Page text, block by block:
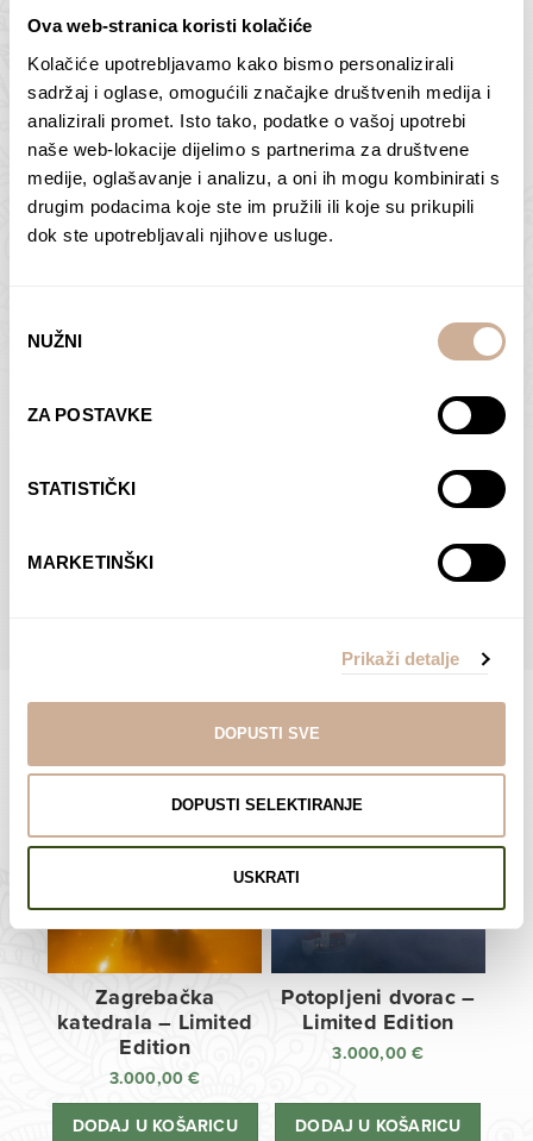
Ova web-stranica koristi kolačiće
Kolačiće upotrebljavamo kako bismo personalizirali
sadržaj i oglase, omogućili značajke društvenih medija i
analizirali promet. Isto tako, podatke o vašoj upotrebi
naše web-lokacije dijelimo s partnerima za društvene
medije, oglašavanje i analizu, a oni ih mogu kombinirati s
drugim podacima koje ste im pružili ili koje su prikupili
dok ste upotrebljavali njihove usluge.
pristanka
NUŽNI
ZA POSTAVKE
STATISTIČKI
MARKETINŠKI
Prikaži detalje
DOPUSTI SVE
DOPUSTI SELEKTIRANJE
USKRATI
Butan – ljudi 2
75,00€ – 138,00€Raspon
cijena:
od
75,00 €
138,00 €
ODABERI OPCIJE
Antarktika – krajolik
2
75,00€ – 138,00€Raspon
cijena:
od
ODABERI OPCIJE
Dolac
ODABERI OPCIJE
Moreškanti – sjena
€Raspon
od
75,00 €
do
138,00 €
ODABERI OPCIJE
POGLEDAJTE SVE PROIZVODE U OVOJ KATEGORIJI
Limited Edition Fotografije
Zagrebačka
katedrala – Limited
Edition
3.000,00€
DODAJ U KOŠARICU
Potopljeni dvorac –
Limited Edition
3.000,00€
DODAJ U KOŠARICU